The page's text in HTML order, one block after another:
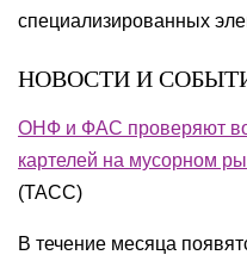
специализированных
НОВОСТИ И
ОНФ и ФАС проверяют
картелей на мусорном
(ТАСС)
В течение месяца